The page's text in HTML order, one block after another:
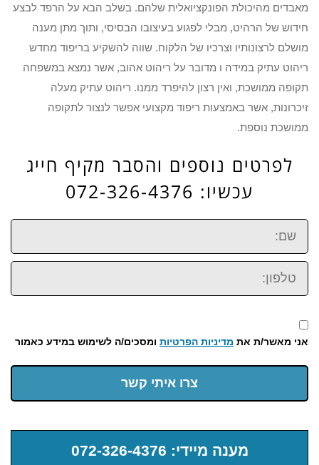
מאבדים מהיכולת הפונקציואלית שלהם. בשלב הבא על הרפד לבצע
חידוש של הרהיט, מבלי לפגוע בעיצובו הבסיסי, ותוך מתן מענה
מושלם לרצונותיו וצרכיו של הלקוח. שווה להשקיע בריפוד מחדש
ריהוט עתיק במידה ו מדובר על ריהוט אהוב, אשר נמצא במשפחה
תקופה ממושכת, ואין רצון להיפרד ממנו. ריהוט עתיק מעלה
זיכרונות, אשר באמצעות ריפוד מקצועי אפשר לנצור לתקופה
ממושכת נוספת.
לפרטים נוספים והסבר מקיף חייג
עכשיו: 072-326-4376
שם:
טלפון:
אני מאשר/ת את מדיניות הפרטיות ומסכים/ה לשימוש במידע כאמור
צרו איתי קשר
מענה מיידי: 072-326-4376